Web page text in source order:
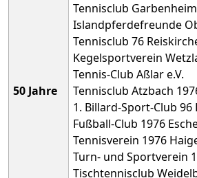
50 Jahre
Tennisclub Garbenheim
Islandpferdefreunde
Tennisclub 76
Kegelsportverein
Tennis-Club Aßlar e.V.
Tennisclub Atzbach
1. Billard-Sport-Club 96
Fußball-Club 1976
Tennisverein 1976
Turn- und Sportverein
Tischtennisclub